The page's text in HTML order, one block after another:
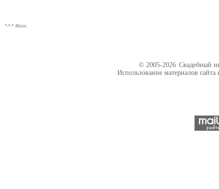
*-*-* 4box
© 2005-2026 Свадебный
Использование материалов